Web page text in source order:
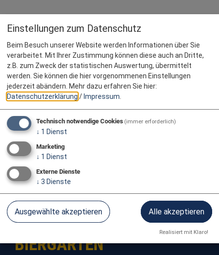
E-BIKE-LADESTATION
BIERGARTEN
Einstellungen zum Datenschutz
Beim Besuch unserer Website werden Informationen über Sie
verarbeitet. Mit Ihrer Zustimmung können diese auch an Dritte,
z.B. zum Zweck der statistischen Auswertung, übermittelt
werden. Sie können die hier vorgenommenen Einstellungen
jederzeit abändern. Mehr dazu erfahren Sie hier:
Datenschutzerklärung / Impressum.
Technisch notwendige Cookies (immer erforderlich)
↓ 1 Dienst
Marketing
↓ 1 Dienst
Externe Dienste
↓ 3 Dienste
Ausgewählte akzeptieren Alle akzeptieren
Realisiert mit Klaro!